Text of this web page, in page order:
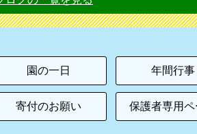
園の一日 年間行事
寄付のお願い 保護者専用